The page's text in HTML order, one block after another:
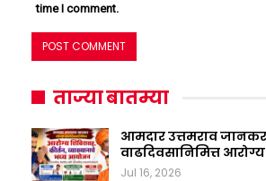
time I comment.
ताज्या बातम्या
आमदार उत्तमराव जानकर
वाढदिवसानिमित्त
Jul 16, 2026